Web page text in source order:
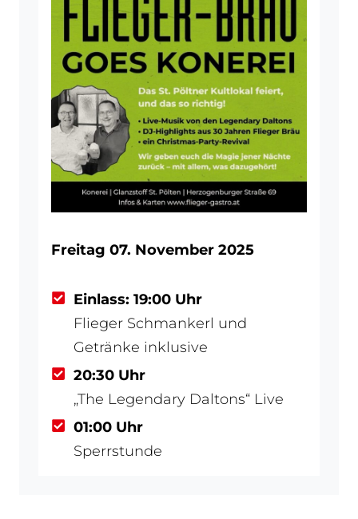
Freitag 07. November 2025
Einlass: 19:00 Uhr
Flieger Schmankerl und
Getränke inklusive
20:30 Uhr
„The Legendary Daltons“ Live
01:00 Uhr
Sperrstunde